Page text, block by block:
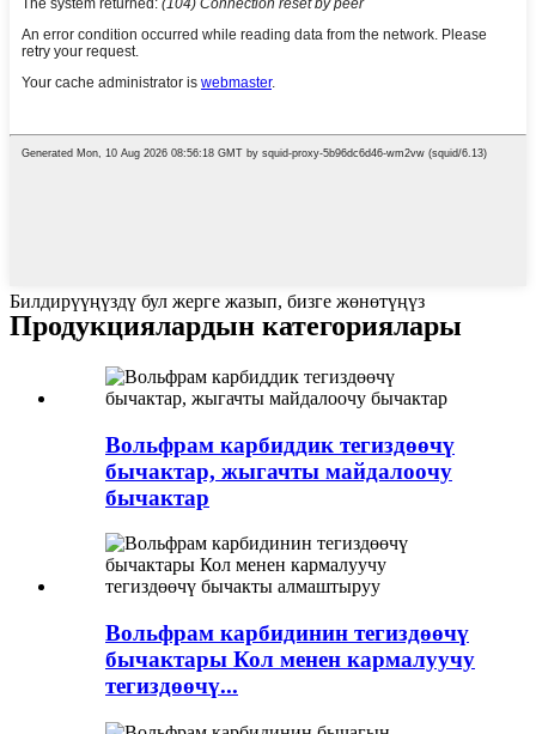
Билдирүүңүздү бул жерге жазып, бизге жөнөтүңүз
Продукциялардын категориялары
Вольфрам карбиддик тегиздөөчү
бычактар, жыгачты майдалоочу
бычактар
Вольфрам карбидинин тегиздөөчү
бычактары Кол менен кармалуучу
тегиздөөчү...